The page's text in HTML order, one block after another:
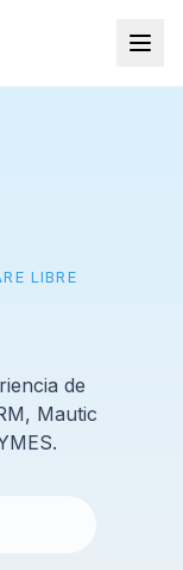
LIBRE
de
Mautic